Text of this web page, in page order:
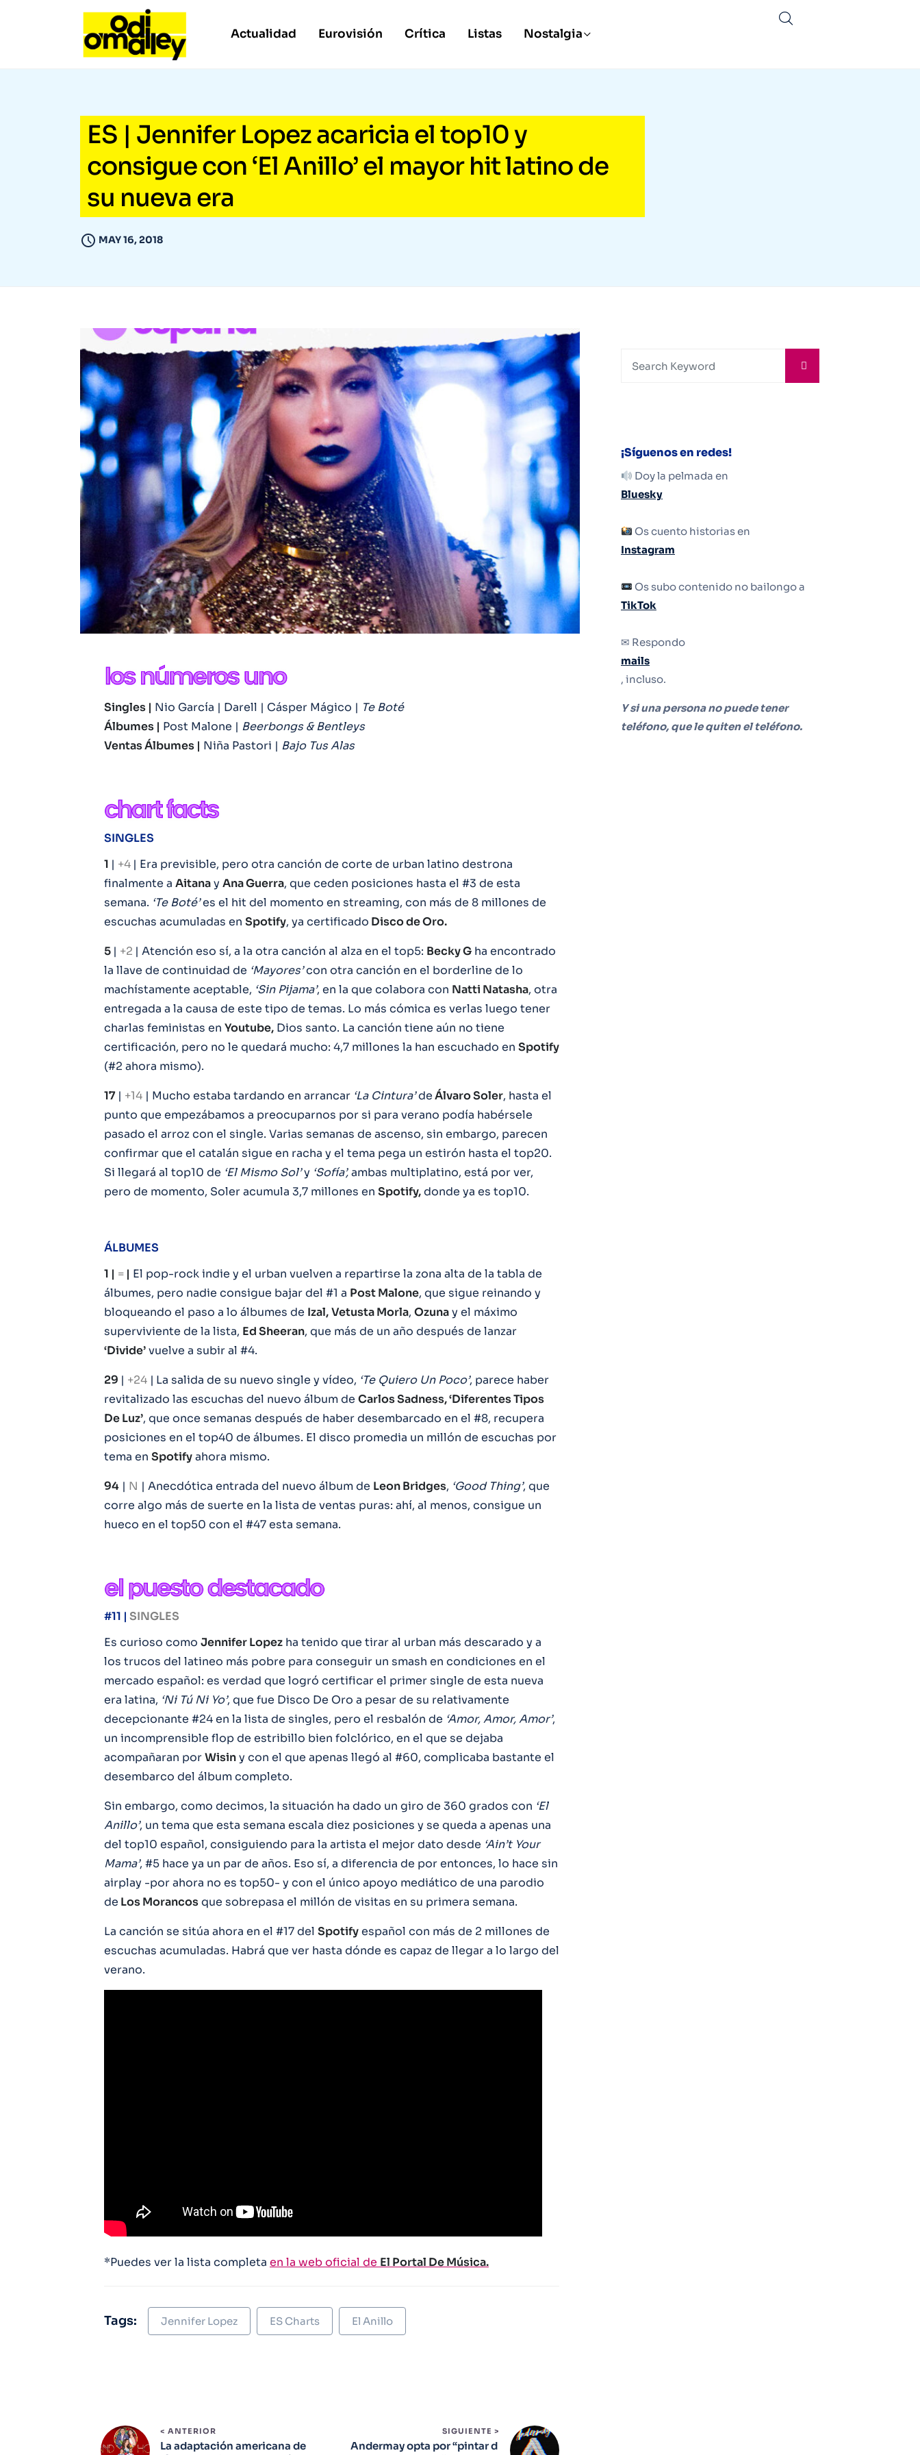
Actualidad Eurovisión Crítica Listas Nostalgia
ES | Jennifer Lopez acaricia el top10 y
consigue con ‘El Anillo’ el mayor hit latino de
su nueva era
MAY 16, 2018
Singles | Nio García | Darell | Cásper Mágico | Te Boté
Álbumes | Post Malone | Beerbongs & Bentleys
Ventas Álbumes | Niña Pastori | Bajo Tus Alas
SINGLES
1 | +4 | Era previsible, pero otra canción de corte de urban latino destrona
finalmente a Aitanay Ana Guerra, que ceden posiciones hasta el #3 de esta
semana. ‘Te Boté’es el hit del momento en streaming, con más de 8 millones de
escuchas acumuladas en Spotify, ya certificado Disco de Oro.
5 | +2 | Atención eso sí, a la otra canción al alza en el top5: Becky G ha encontrado
la llave de continuidad de ‘Mayores’con otra canción en el borderline de lo
machístamente aceptable, ‘Sin Pijama’, en la que colabora con Natti Natasha, otra
entregada a la causa de este tipo de temas. Lo más cómica es verlas luego tener
charlas feministas en Youtube, Dios santo. La canción tiene aún no tiene
certificación, pero no le quedará mucho: 4,7 millones la han escuchado en Spotify
(#2 ahora mismo).
17 | +14 | Mucho estaba tardando en arrancar ‘La Cintura’deÁlvaro Soler, hasta el
punto que empezábamos a preocuparnos por si para verano podía habérsele
pasado el arroz con el single. Varias semanas de ascenso, sin embargo, parecen
confirmar que el catalán sigue en racha y el tema pega un estirón hasta el top20.
Si llegará al top10 de ‘El Mismo Sol’y ‘Sofía’,ambas multiplatino, está por ver,
pero de momento, Soler acumula 3,7 millones en Spotify,donde ya es top10.
ÁLBUMES
1 | = | El pop-rock indie y el urban vuelven a repartirse la zona alta de la tabla de
álbumes, pero nadie consigue bajar del #1 a Post Malone, que sigue reinando y
bloqueando el paso a lo álbumes de Izal,Vetusta Morla, Ozunay el máximo
superviviente de la lista, Ed Sheeran, que más de un año después de lanzar
‘Divide’vuelve a subir al #4.
29 | +24 | La salida de su nuevo single y vídeo, ‘Te Quiero Un Poco’, parece haber
revitalizado las escuchas del nuevo álbum de Carlos Sadness, ‘Diferentes Tipos
De Luz’, que once semanas después de haber desembarcado en el #8, recupera
posiciones en el top40 de álbumes. El disco promedia un millón de escuchas por
tema en Spotifyahora mismo.
94 | N | Anecdótica entrada del nuevo álbum de Leon Bridges, ‘Good Thing’, que
corre algo más de suerte en la lista de ventas puras: ahí, al menos, consigue un
hueco en el top50 con el #47 esta semana.
#11 | SINGLES
Es curioso como Jennifer Lopez ha tenido que tirar al urban más descarado y a
los trucos del latineo más pobre para conseguir un smash en condiciones en el
mercado español: es verdad que logró certificar el primer single de esta nueva
era latina, ‘Ni Tú Ni Yo’, que fue Disco De Oro a pesar de su relativamente
decepcionante #24 en la lista de singles, pero el resbalón de ‘Amor, Amor, Amor’,
un incomprensible flop de estribillo bien folclórico, en el que se dejaba
acompañaran porWisiny con el que apenas llegó al #60, complicaba bastante el
desembarco del álbum completo.
Sin embargo, como decimos, la situación ha dado un giro de 360 grados con ‘El
Anillo’, un tema que esta semana escala diez posiciones y se queda a apenas una
del top10 español, consiguiendo para la artista el mejor dato desde ‘Ain’t Your
Mama’, #5 hace ya un par de años. Eso sí, a diferencia de por entonces, lo hace sin
airplay -por ahora no es top50- y con el único apoyo mediático de una parodio
de Los Morancosque sobrepasa el millón de visitas en su primera semana.
La canción se sitúa ahora en el #17 del Spotifyespañol con más de 2 millones de
escuchas acumuladas. Habrá que ver hasta dónde es capaz de llegar a lo largo del
verano.
*Puedes ver la lista completa en la web oficial de El Portal De Música.
Tags: Jennifer Lopez ES Charts El Anillo
< ANTERIOR
La adaptación americana de
SIGUIENTE >
Andermay opta por “pintar d
¡Síguenos en redes!
Doy la pelmada en
Bluesky
Os cuento historias en
Instagram
Os subo contenido no bailongo a
TikTok
✉ Respondo
mails
, incluso.
Y si una persona no puede tener
teléfono, que le quiten el teléfono.